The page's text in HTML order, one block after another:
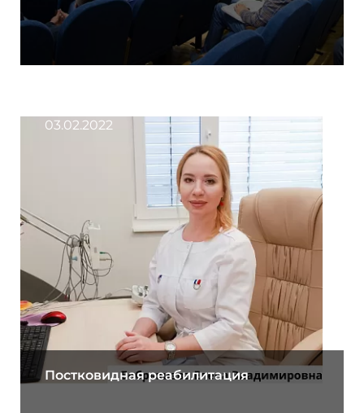
03.02.2022
Постковидная реабилитация